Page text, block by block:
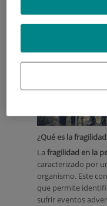
¿Qué es la
La fragilidad en la
caracterizado por
organismo. Este
que permite
sufrir eventos